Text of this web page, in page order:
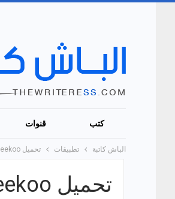
كتب قنوات
الباش كاتبة تطبيقات تحميل Speekoo: أفضل تطبيق لتعلم وممارسة اللغات للاندرويد والايفون